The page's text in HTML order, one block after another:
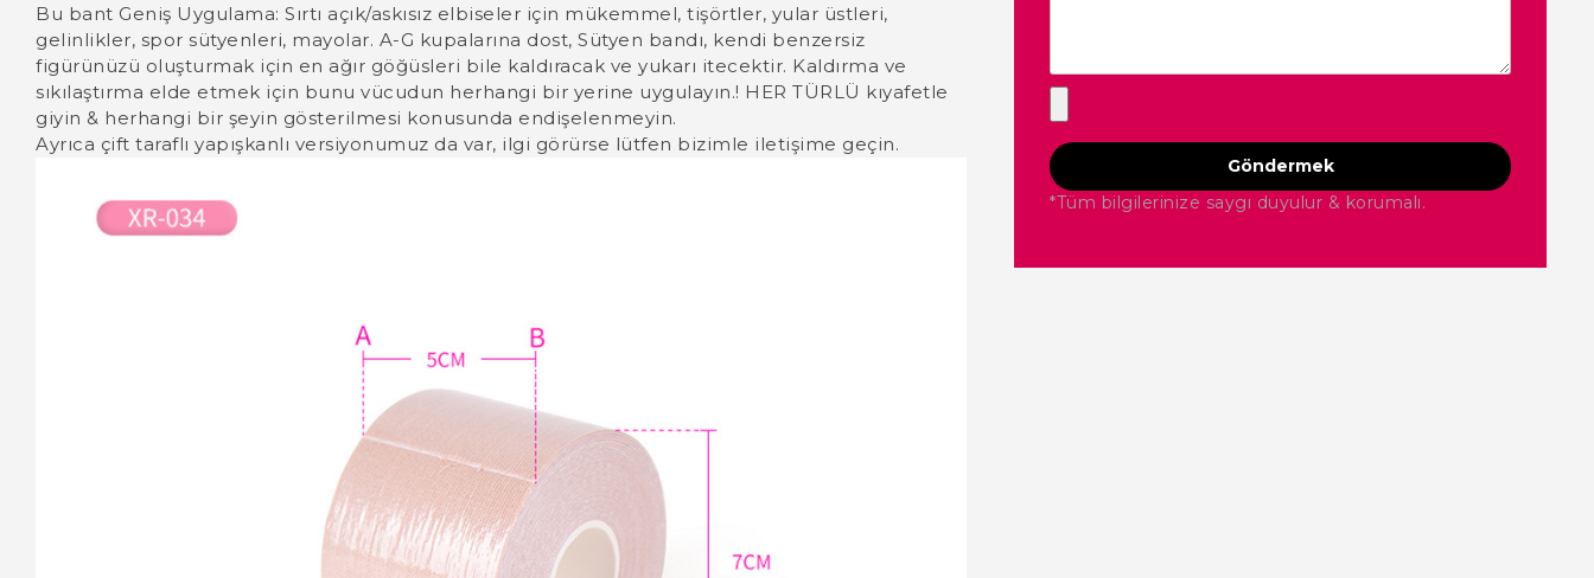
Bu bant Geniş Uygulama: Sırtı açık/askısız elbiseler için mükemmel, tişörtler, yular üstleri,
gelinlikler, spor sütyenleri, mayolar. A-G kupalarına dost, Sütyen bandı, kendi benzersiz
figürünüzü oluşturmak için en ağır göğüsleri bile kaldıracak ve yukarı itecektir. Kaldırma ve
sıkılaştırma elde etmek için bunu vücudun herhangi bir yerine uygulayın.! HER TÜRLÜ kıyafetle
giyin & herhangi bir şeyin gösterilmesi konusunda endişelenmeyin.
Ayrıca çift taraflı yapışkanlı versiyonumuz da var, ilgi görürse lütfen bizimle iletişime geçin.
Göndermek
*Tüm bilgilerinize saygı duyulur & korumalı.